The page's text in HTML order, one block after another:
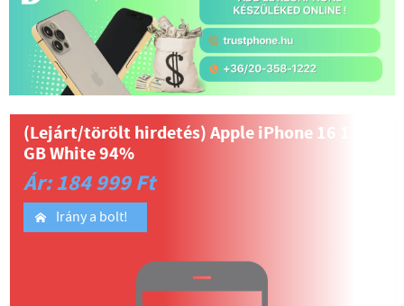
(Lejárt/törölt hirdetés)Apple iPhone 16 128
GB White 94%
Ár: 184 999 Ft
Irány a bolt!